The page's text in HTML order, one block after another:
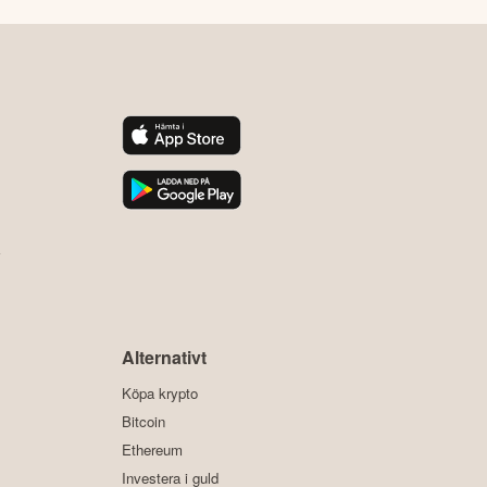
Alternativt
Köpa krypto
Bitcoin
Ethereum
Investera i guld